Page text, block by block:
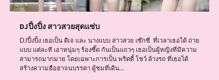
DJปิ้งปิ้ง สาวสวยสุดแซ่บ
DJปิ้งปิ้ง เธอเป็น ดีเจ และ นางแบบ สาวสวย เซ๊กซี่ ที่เวลาเธอได้ ถ่าย
แบบ แต่ละที เอาหนุ่มๆ ร้องซี๊ด กันเป็นแถวๆ เธอเป็นผู้หญิงที่มีความ
สามารถมากมาย โดยเฉพาะการเป็น พริตตี้ โชว์ ล้างรถ ที่เธอได้
สร้างความฮือฮาจนบรรดา ผู้ชมที่เดิน…